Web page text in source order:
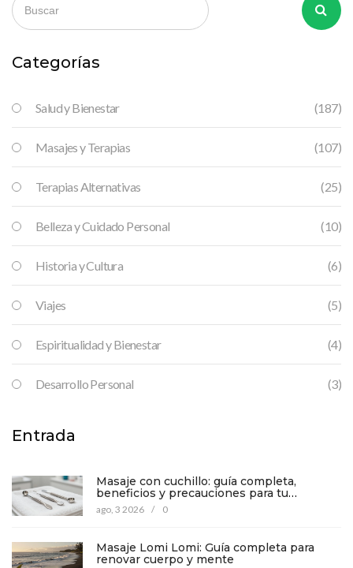
Categorías
Salud y Bienestar (187)
Masajes y Terapias (107)
Terapias Alternativas (25)
Belleza y Cuidado Personal (10)
Historia y Cultura (6)
Viajes (5)
Espiritualidad y Bienestar (4)
Desarrollo Personal (3)
Entrada
Masaje con cuchillo: guía completa,
beneficios y precauciones para tu
bienestar
ago, 3 2026 / 0
Masaje Lomi Lomi: Guía completa para
renovar cuerpo y mente